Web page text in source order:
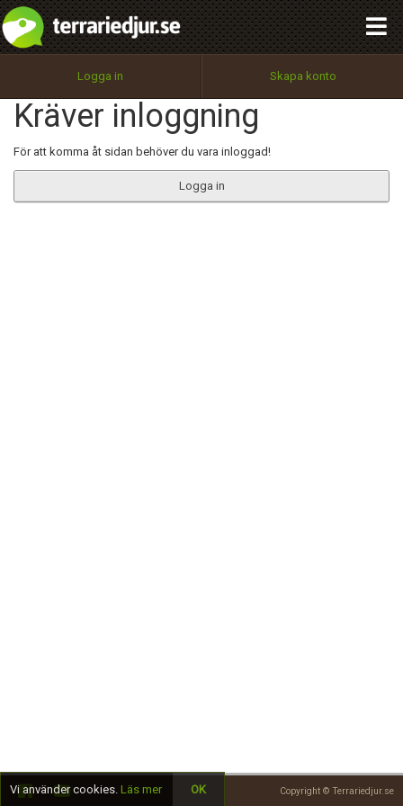
Logga in Skapa konto
Kräver inloggning
För att komma åt sidan behöver du vara inloggad!
Logga in
Copyright © Terrariedjur.se
Utför
100%
OK
integritetspolicy
Namn:
Epost:
Begär nytt lösenord
Tillbaka till förstasidan
Vi använder cookies. Läs mer OK